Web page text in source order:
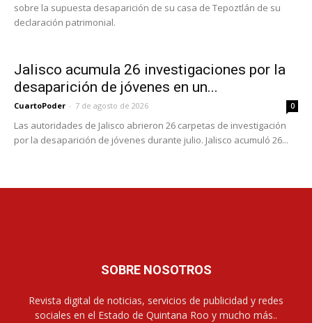
sobre la supuesta desaparición de su casa de Tepoztlán de su
declaración patrimonial.
Jalisco acumula 26 investigaciones por la
desaparición de jóvenes en un...
CuartoPoder - 7 de agosto de 2026 0
Las autoridades de Jalisco abrieron 26 carpetas de investigación
por la desaparición de jóvenes durante julio. Jalisco acumuló 26...
SOBRE NOSOTROS
Revista digital de noticias, servicios de publicidad y redes
sociales en el Estado de Quintana Roo y mucho más..